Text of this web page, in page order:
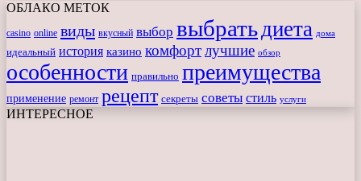
ОБЛАКО МЕТОК
casino online виды вкусный выбор выбратьдиета дома
идеальный история казино комфортлучшие обзор
особенности правильно преимущества
применение ремонт рецепт секреты советы стиль услуги
ИНТЕРЕСНОЕ